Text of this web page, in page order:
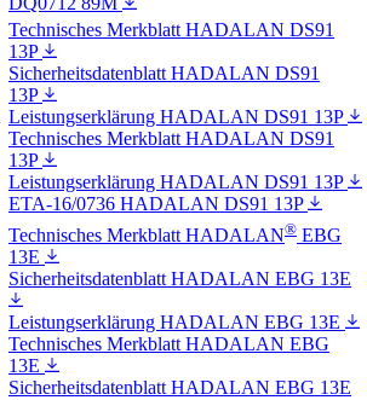
Technisches Merkblatt HADALAN DS91
13P
Sicherheitsdatenblatt HADALAN DS91
13P
Leistungserklärung HADALAN DS91 13P
Technisches Merkblatt HADALAN DS91
13P
Leistungserklärung HADALAN DS91 13P
ETA-16/0736 HADALAN DS91 13P
Technisches Merkblatt HADALAN® EBG
13E
Sicherheitsdatenblatt HADALAN EBG 13E
Leistungserklärung HADALAN EBG 13E
Technisches Merkblatt HADALAN EBG
13E
Sicherheitsdatenblatt HADALAN EBG 13E